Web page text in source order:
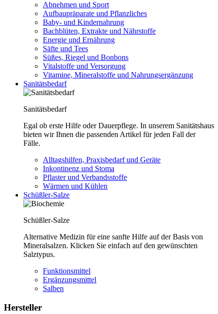
Abnehmen und Sport
Aufbaupräparate und Pflanzliches
Baby- und Kindernahrung
Bachblüten, Extrakte und Nährstoffe
Energie und Ernährung
Säfte und Tees
Süßes, Riegel und Bonbons
Vitalstoffe und Versorgung
Vitamine, Mineralstoffe und Nahrungsergänzung
Sanitätsbedarf
Sanitätsbedarf
Egal ob erste Hilfe oder Dauerpflege. In unserem Sanitätshaus
bieten wir Ihnen die passenden Artikel für jeden Fall der
Fälle.
Alltagshilfen, Praxisbedarf und Geräte
Inkontinenz und Stoma
Pflaster und Verbandsstoffe
Wärmen und Kühlen
Schüßler-Salze
Schüßler-Salze
Alternative Medizin für eine sanfte Hilfe auf der Basis von
Mineralsalzen. Klicken Sie einfach auf den gewünschten
Salztypus.
Funktionsmittel
Ergänzungsmittel
Salben
Hersteller